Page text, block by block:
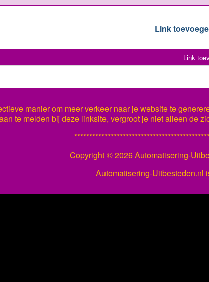
Link
Link
manier om meer verkeer naar je website te
te melden bij deze linksite, vergroot je niet alleen de
Copyright ©2026 Automatisering-
Automatisering-Uitbesteden.nl